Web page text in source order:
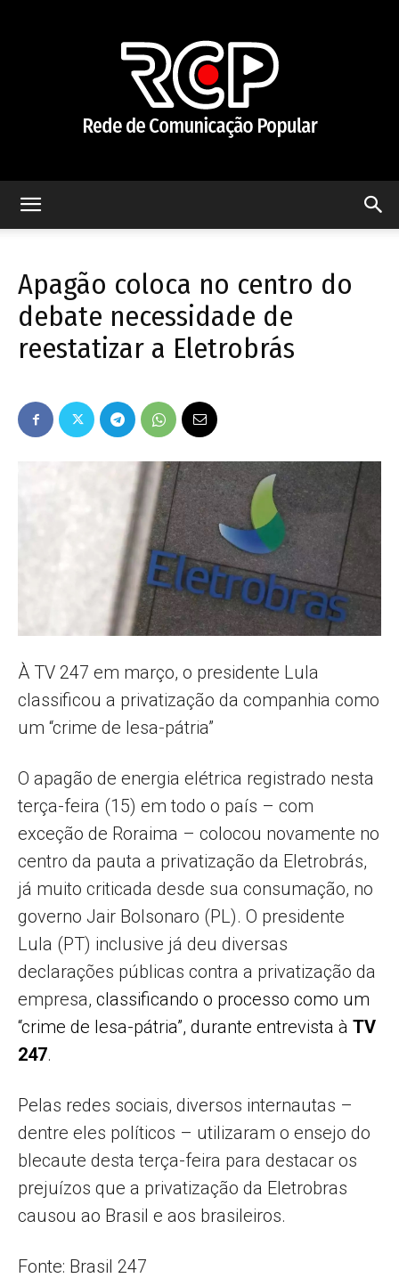
Popular
–
AL
Apagão coloca no centro do
debate necessidade de
reestatizar a Eletrobrás
À TV 247 em março, o presidente Lula
classificou a privatização da companhia como
um “crime de lesa-pátria”
O apagão de energia elétrica registrado nesta
terça-feira (15) em todo o país – com
exceção de Roraima – colocou novamente no
centro da pauta a privatização da Eletrobrás,
já muito criticada desde sua consumação, no
governo Jair Bolsonaro (PL). O presidente
Lula (PT) inclusive já deu diversas
declarações públicas contra a privatização da
empresa, classificando o processo como um
“crime de lesa-pátria”, durante entrevista à TV
247.
Pelas redes sociais, diversos internautas –
dentre eles políticos – utilizaram o ensejo do
blecaute desta terça-feira para destacar os
prejuízos que a privatização da Eletrobras
causou ao Brasil e aos brasileiros.
Fonte: Brasil 247